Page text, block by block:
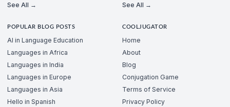
See All →
See All →
POPULAR BLOG POSTS
AI in Language Education
Languages in Africa
Languages in India
Languages in Europe
Languages in Asia
Hello in Spanish
COOLJUGATOR
Home
About
Blog
Conjugation Game
Terms of Service
Privacy Policy